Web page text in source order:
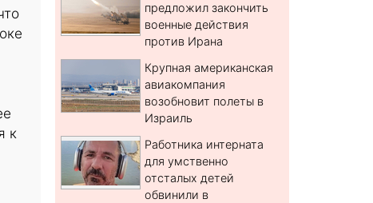
к
предложил закончить
военные действия
против Ирана
Крупная американская
авиакомпания
возобновит полеты в
Израиль
Работника интерната
для умственно
отсталых детей
обвинили в